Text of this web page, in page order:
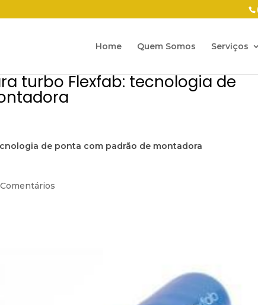
Home Quem Somos Serviços
turbo Flexfab: tecnologia de
de ponta com padrão de montadora